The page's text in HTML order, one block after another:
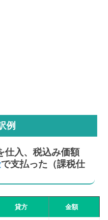
例
仕入、税込み価額
で支払った（課税仕
貸方 金額